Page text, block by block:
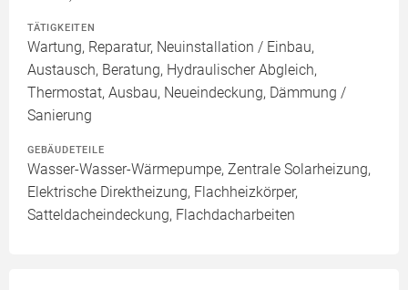
TÄTIGKEITEN
Wartung, Reparatur, Neuinstallation / Einbau,
Austausch, Beratung, Hydraulischer Abgleich,
Thermostat, Ausbau, Neueindeckung, Dämmung /
Sanierung
GEBÄUDETEILE
Wasser-Wasser-Wärmepumpe, Zentrale Solarheizung,
Elektrische Direktheizung, Flachheizkörper,
Satteldacheindeckung, Flachdacharbeiten